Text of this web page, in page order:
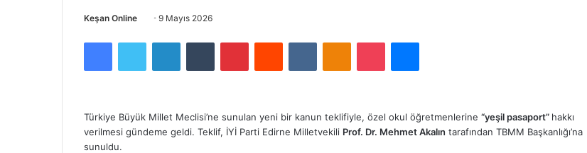
Keşan Online
göndermek
9 Mayıs 2026
FacebookTwitter LinkedInTumblr PinterestReddit VKontakteOdnoklassniki
Pocket Messenger
Türkiye Büyük Millet Meclisi’ne sunulan yeni bir kanun teklifiyle, özel okul öğretmenlerine “yeşil pasaport” hakkı
verilmesi gündeme geldi. Teklif, İYİ Parti Edirne Milletvekili Prof. Dr. Mehmet Akalın tarafından TBMM Başkanlığı’na
sunuldu.